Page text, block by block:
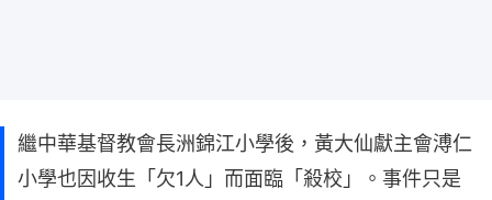
繼中華基督教會長洲錦江小學後，黃大仙獻主會溥仁
小學也因收生「欠1人」而面臨「殺校」。事件只是